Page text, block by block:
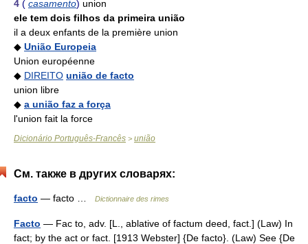
4 ( casamento) union
ele tem dois filhos da primeira união
il a deux enfants de la première union
◆ União Europeia
Union européenne
◆ DIREITO união de facto
union libre
◆ a união faz a força
l'union fait la force
Dicionário Português-Francês > união
См. также в других словарях:
facto — facto … Dictionnaire des rimes
Facto — Fac to, adv. [L., ablative of factum deed, fact.] (Law) In
fact; by the act or fact. [1913 Webster] {De facto}. (Law) See {De